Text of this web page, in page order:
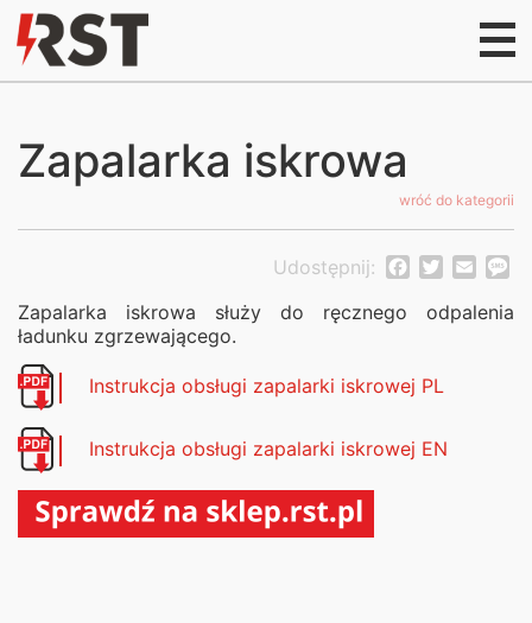
Zapalarka iskrowa
wróć do kategorii
Udostępnij: Facebook
Twitter
Email
Zapalarka iskrowa służy do ręcznego odpalenia
ładunku zgrzewającego.
Instrukcja obsługi zapalarki iskrowej PL
Instrukcja obsługi zapalarki iskrowej EN